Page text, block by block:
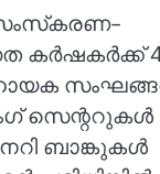
സംസ്‌കരണ-
കർഷകർക്ക്
സെന്ററുകൾ
ബാങ്കുകൾ